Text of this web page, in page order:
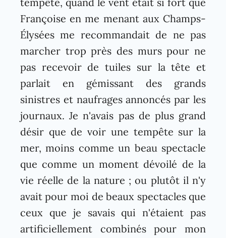
Françoise en me menant aux Champs-
Élysées me recommandait de ne pas
marcher trop près des murs pour ne
pas recevoir de tuiles sur la tête et
parlait en gémissant des grands
sinistres et naufrages annoncés par les
journaux. Je n'avais pas de plus grand
désir que de voir une tempête sur la
mer, moins comme un beau spectacle
que comme un moment dévoilé de la
vie réelle de la nature ; ou plutôt il n'y
avait pour moi de beaux spectacles que
ceux que je savais qui n'étaient pas
artificiellement combinés pour mon